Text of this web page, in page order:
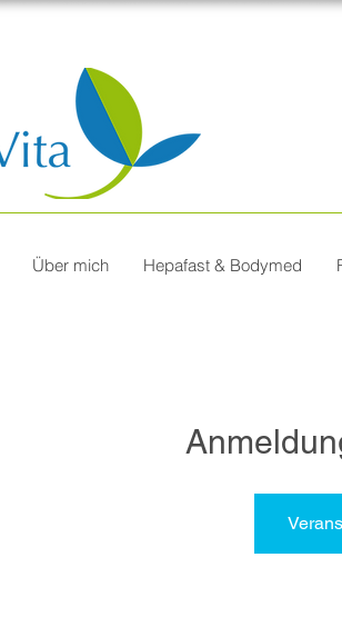
Über mich Hepafast & Bodymed